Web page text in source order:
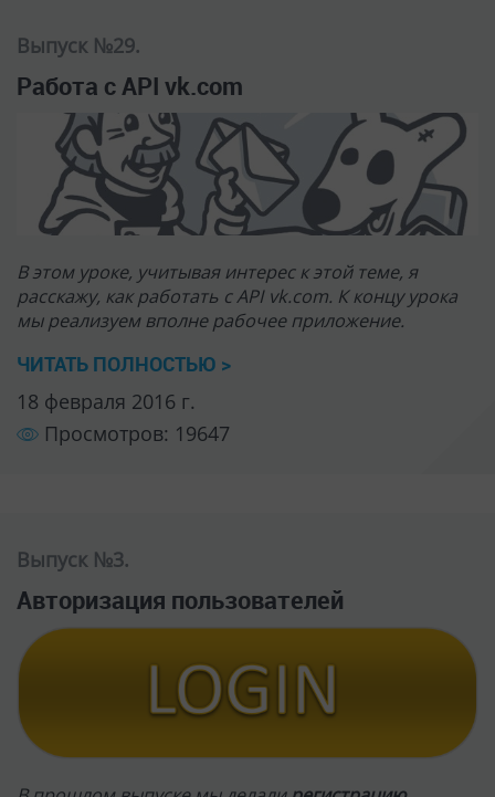
Выпуск №29.
Работа с API vk.com
В этом уроке, учитывая интерес к этой теме, я
расскажу, как работать с API vk.com. К концу урока
мы реализуем вполне рабочее приложение.
ЧИТАТЬ ПОЛНОСТЬЮ >
18 февраля 2016 г.
Просмотров: 19647
Выпуск №3.
Авторизация пользователей